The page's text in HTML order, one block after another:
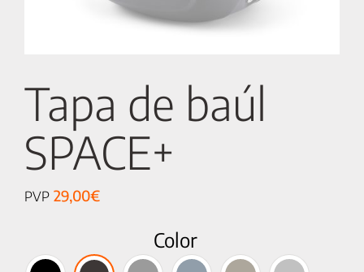
Tapa de baúl
SPACE+
PVP 29,00€
Color